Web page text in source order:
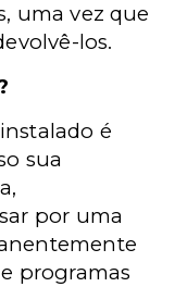
uma vez que
los.
é
sua
por uma
programas